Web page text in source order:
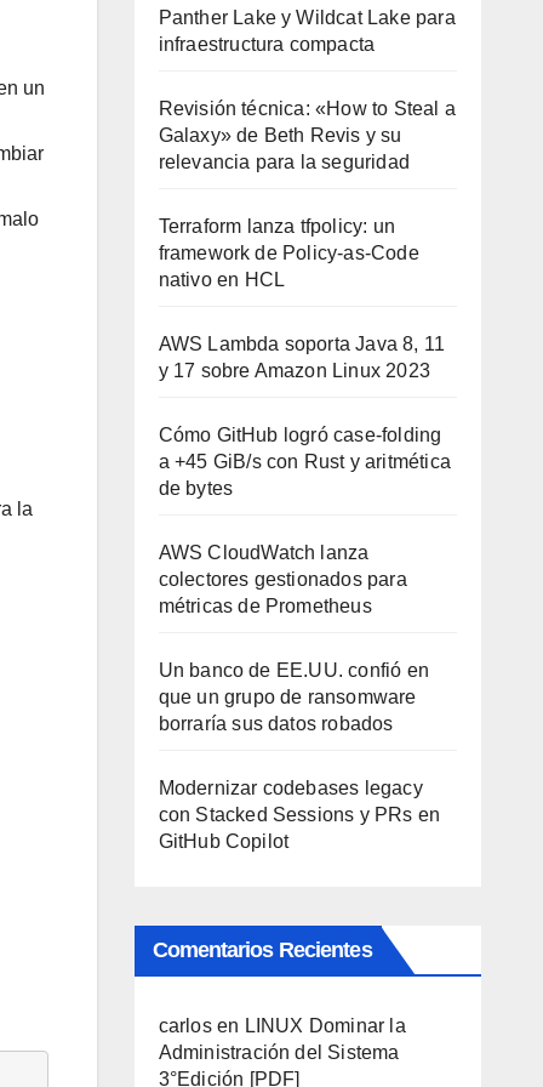
un
la
Panther Lake y Wildcat Lake para
infraestructura compacta
Revisión técnica: «How to Steal a
Galaxy» de Beth Revis y su
relevancia para la seguridad
Terraform lanza tfpolicy: un
framework de Policy-as-Code
nativo en HCL
AWS Lambda soporta Java 8, 11
y 17 sobre Amazon Linux 2023
Cómo GitHub logró case-folding
a +45 GiB/s con Rust y aritmética
de bytes
AWS CloudWatch lanza
colectores gestionados para
métricas de Prometheus
Un banco de EE.UU. confió en
que un grupo de ransomware
borraría sus datos robados
Modernizar codebases legacy
con Stacked Sessions y PRs en
GitHub Copilot
Comentarios Recientes
carlosen LINUX Dominar la
Administración del Sistema
3°Edición [PDF]